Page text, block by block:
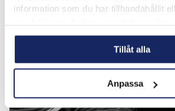
information som du har tillhandahållit
Tillåt alla
Anpassa